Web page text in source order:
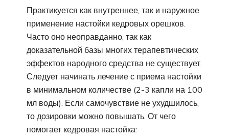
Практикуется как внутреннее, так и наружное
применение настойки кедровых орешков.
Часто оно неоправданно, так как
доказательной базы многих терапевтических
эффектов народного средства не существует.
Следует начинать лечение с приема настойки
в минимальном количестве (2-3 капли на 100
мл воды). Если самочувствие не ухудшилось,
то дозировки можно повышать. От чего
помогает кедровая настойка: